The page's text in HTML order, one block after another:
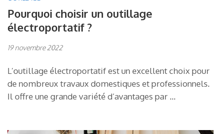
Pourquoi choisir un outillage
électroportatif ?
19 novembre 2022
L’outillage électroportatif est un excellent choix pour
de nombreux travaux domestiques et professionnels.
Il offre une grande variété d’avantages par …